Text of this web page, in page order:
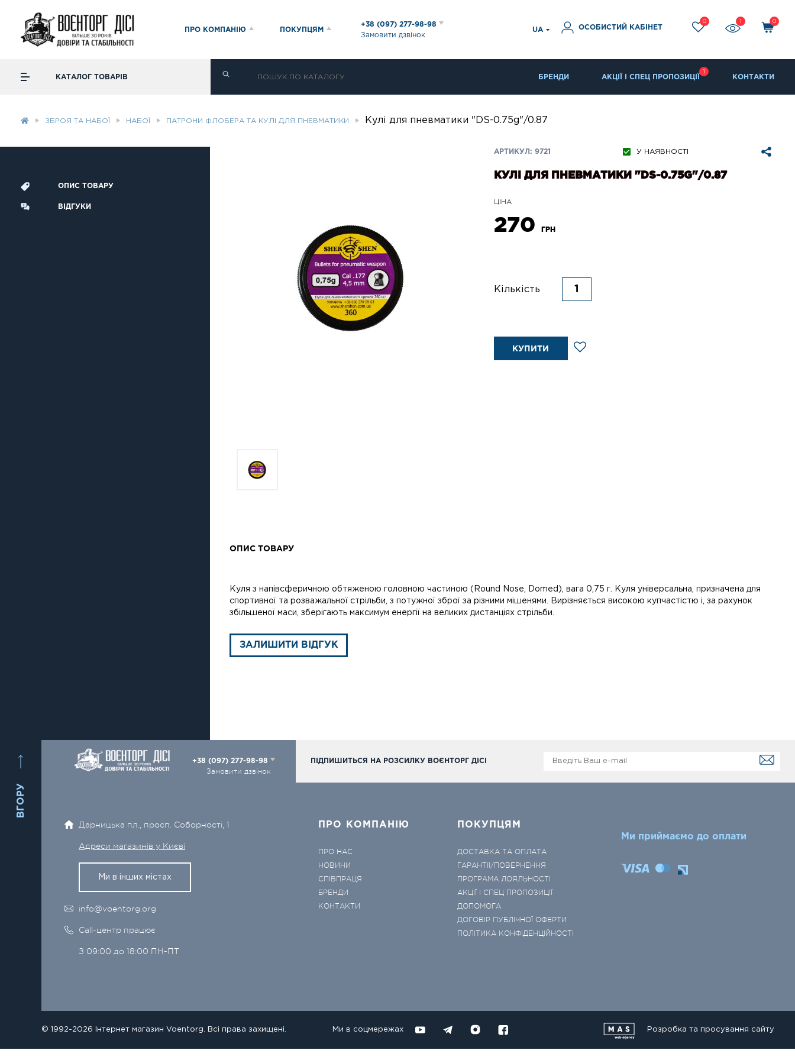
ПРО КОМПАНІЮ ПОКУПЦЯМ
+38 (097) 277-98-98
Замовити дзвінок
UA ОСОБИСТИЙ КАБІНЕТ
0 0
КАТАЛОГ ТОВАРІВ БРЕНДИ АКЦІЇ І СПЕЦ ПРОПОЗИЦІЇ КОНТАКТИ
ЗБРОЯ ТА НАБОЇ НАБОЇ ПАТРОНИ ФЛОБЕРА ТА КУЛІ ДЛЯ ПНЕВМАТИКИ Кулі для пневматики "DS-0.75g"/0.87
ОПИС ТОВАРУ
ВІДГУКИ
АРТИКУЛ: 9721 У НАЯВНОСТІ
КУЛІ ДЛЯ ПНЕВМАТИКИ "DS-0.75G"/0.87
ЦІНА
270 ГРН
Кількість
КУПИТИ
ОПИС ТОВАРУ
Куля з напівсферичною обтяженою головною частиною (Round Nose, Domed), вага 0,75 г. Куля універсальна, призначена для
спортивної та розважальної стрільби, з потужної зброї за різними мішенями. Вирізняється високою купчастістю і, за рахунок
збільшеної маси, зберігають максимум енергії на великих дистанціях стрільби.
ЗАЛИШИТИ ВІДГУК
ВГОРУ
+38 (097) 277-98-98
Замовити дзвінок
ПІДПИШИТЬСЯ НА РОЗСИЛКУ ВОЄНТОРГ ДІСІ
Дарницька пл., просп. Соборності, 1
Адреси магазинів у Києві
Ми в інших містах
info@voentorg.org
Call-центр працює
З 09:00 до 18:00 ПН-ПТ
ПРО КОМПАНІЮ
ПРО НАС
НОВИНИ
СПІВПРАЦЯ
БРЕНДИ
КОНТАКТИ
ПОКУПЦЯМ
ДОСТАВКА ТА ОПЛАТА
ГАРАНТІЇ/ПОВЕРНЕННЯ
ПРОГРАМА ЛОЯЛЬНОСТІ
АКЦІЇ І СПЕЦ ПРОПОЗИЦІЇ
ДОПОМОГА
ДОГОВІР ПУБЛІЧНОЇ ОФЕРТИ
ПОЛІТИКА КОНФІДЕНЦІЙНОСТІ
Ми приймаємо до оплати
© 1992-2026 Інтернет магазин Voentorg. Всі права захищені. Ми в соцмережах Розробка та просування сайту